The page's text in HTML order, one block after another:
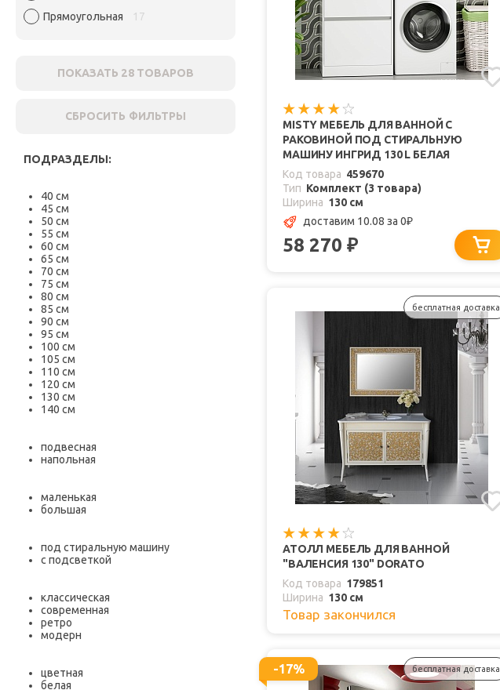
Прямоугольная
17
ПОКАЗАТЬ 28 ТОВАРОВ
СБРОСИТЬ ФИЛЬТРЫ
ПОДРАЗДЕЛЫ:
40 см
45 см
50 см
55 см
60 см
65 см
70 см
75 см
80 см
85 см
90 см
95 см
100 см
105 см
110 см
120 см
130 см
140 см
подвесная
напольная
маленькая
большая
под стиральную машину
с подсветкой
классическая
современная
ретро
модерн
цветная
белая
MISTY МЕБЕЛЬ ДЛЯ ВАННОЙ С
РАКОВИНОЙ ПОД СТИРАЛЬНУЮ
МАШИНУ ИНГРИД 130 L БЕЛАЯ
Код товара 459670
Тип Комплект (3 товара)
Ширина 130 см
доставим 10.08 за 0₽
58 270 ₽
бесплатная доставка
АТОЛЛ МЕБЕЛЬ ДЛЯ ВАННОЙ
"ВАЛЕНСИЯ 130" DORATO
Код товара 179851
Ширина 130 см
Товар закончился
-17% бесплатная доставка